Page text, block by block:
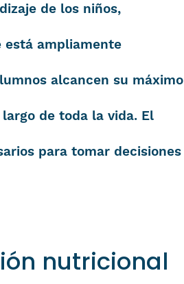
de los niños,
ampliamente
alcancen su máximo
de toda la vida. El
para tomar decisiones
nutricional